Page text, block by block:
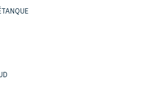
de 12 x 4,5 m sécurisée